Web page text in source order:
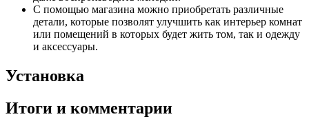
С помощью магазина можно приобретать различные
детали, которые позволят улучшить как интерьер комнат
или помещений в которых будет жить том, так и одежду
и аксессуары.
Установка
Итоги и комментарии